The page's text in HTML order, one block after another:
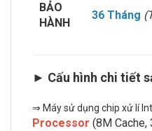
BẢO
HÀNH
36 Tháng
► Cấu hình chi tiết
⇒ Máy sử dụng chip xử lí
Processor (8M Cache,